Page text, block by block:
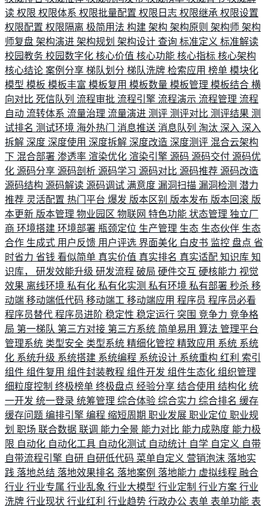
读 权限 权限体系 权限批量配置 权限日志 权限继承 权限设置
权限配置 权限隔离 极简用法 构建 架构 架构原则 架构师 架构
师复盘 架构演进 架构规划 架构设计 查询 标准定义 标准解读
校园教务 校园数字化 核心价值 核心功能 核心指标 核心架构
核心结论 案例分享 梯队划分 梯队洗牌 检索应用 榜单 模块化
模型 模板 模板丰富 模板复用 模板数量 模板管理 模板结合 横
向对比 死信队列 流程审批 流程引擎 流程演示 流程管理 流程
自动 流转体系 流量治理 流量演进 测评 测评对比 测评结果 测
试排名 测试环境 海外热门 消息推送 消息队列 淘汰 深入 深入
拆解 深度 深度使用 深度拆解 深度改造 深度测评 混合云架构
下 混合部署 渗透率 渲染优化 渲染引擎 源码 源码交付 源码优
化 源码分享 源码剖析 源码学习 源码对比 源码推荐 源码改造
源码结构 源码解读 源码调试 满意度 漏洞扫描 漏洞检测 潜力
推荐 灵活配置 热门平台 爆发 版本区别 版本发布 版本回滚 版
本更新 版本管理 物业园区 物联网 特色功能 状态管理 独立厂
商 环境搭建 环境部署 瓶颈定位 生产管理 生态 生态伙伴 生态
合作 生成式 用户反馈 用户评选 界面美化 白皮书 监控 盘点 省
时省力 省钱 看似简单 真实价值 真实排名 真实适配 知识库 知
识库， 研发效能升级 研发流程 破局 硬件交互 硬核能力 视觉
效果 离线环境 私有化 私有化实测 私有环境 私有部署 秒杀 移
动端 移动端低代码 移动端工 移动端应用 程序员 程序员必看
程序员替代 程序员进阶 稳定性 稳定运行 突围 竞争力 竞争格
局 第一梯队 第三方对接 第三方系统 简单易用 算法 管理平台
管理系统 类型安全 类型系统 精细化管控 精致应用 系统 系统
化 系统升级 系统搭建 系统编程 系统设计 系统重构 红利 索引
组件 组件复用 组件封装教程 组件开发 组件生态化 组织管理
细粒度控制 终极榜单 终极盘点 经验分享 结合使用 结构化 统
一开发 统一登录 统筹管理 综合体验 综合实力 综合排名 缓存
缓存问题 编排引擎 编程 缩短周期 职业发展 职业定位 职业规
划 职场 联合数据 联调 能力全景 能力对比 能力成熟度 能力极
限 自动化 自动化工具 自动化测试 自动统计 自学 自定义 自带
自带流程引擎 自研 自研低代码 菜单自定义 营销泡沫 落地实
践 落地总结 落地效果排名 落地案例 落地能力 虚拟线程 融合
行业 行业专属 行业乱象 行业大模型 行业定制 行业方案 行业
洗牌 行业现状 行业红利 行业趋势 行政办公 表单 表单功能 表